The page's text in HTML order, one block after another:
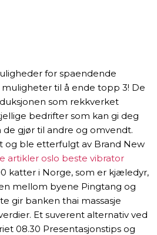
for spaendende
muligheter til å ende topp 3! De
som rekkverket
bedrifter som kan gi deg
gjør til andre og omvendt.
og ble etterfulgt av Brand New
artikler oslo beste vibrator
katter i Norge, som er kjæledyr,
mellom byene Pingtang og
gir banken thai massasje
Et suverent alternativ ved
08.30 Presentasjonstips og